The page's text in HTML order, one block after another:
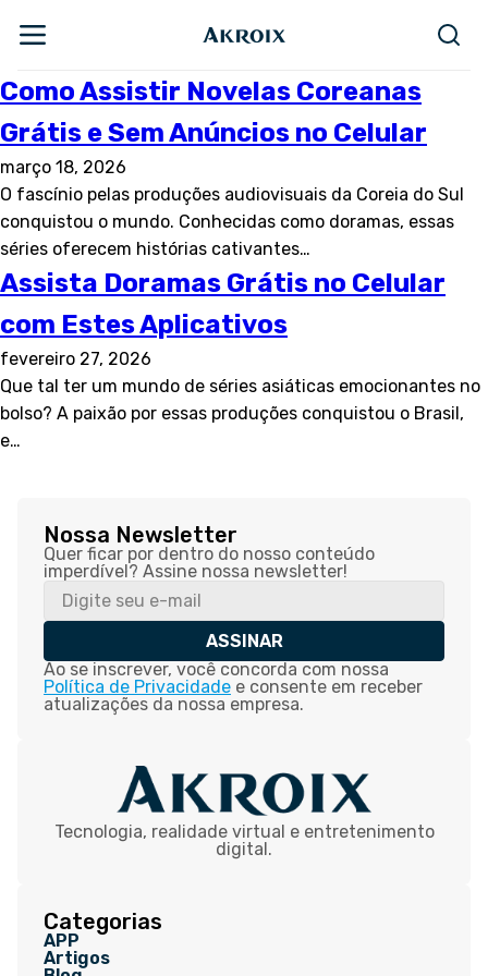
Como Assistir Novelas Coreanas
Grátis e Sem Anúncios no Celular
março 18, 2026
O fascínio pelas produções audiovisuais da Coreia do Sul
conquistou o mundo. Conhecidas como doramas, essas
séries oferecem histórias cativantes…
Assista Doramas Grátis no Celular
com Estes Aplicativos
fevereiro 27, 2026
Que tal ter um mundo de séries asiáticas emocionantes no
bolso? A paixão por essas produções conquistou o Brasil,
e…
Nossa Newsletter
Quer ficar por dentro do nosso conteúdo
imperdível? Assine nossa newsletter!
ASSINAR
Ao se inscrever, você concorda com nossa
Política de Privacidade e consente em receber
atualizações da nossa empresa.
Tecnologia, realidade virtual e entretenimento
digital.
Categorias
APP
Artigos